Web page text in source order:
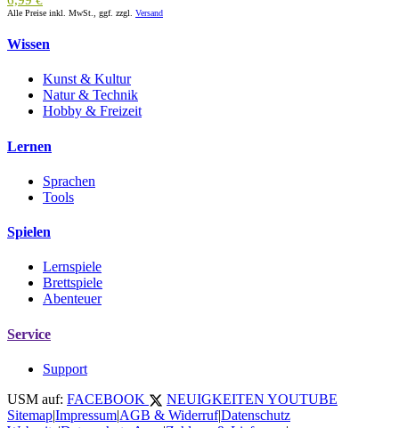
Alle Preise inkl. MwSt., ggf. zzgl. Versand
Wissen
Kunst & Kultur
Natur & Technik
Hobby & Freizeit
Lernen
Sprachen
Tools
Spielen
Lernspiele
Brettspiele
Abenteuer
Service
Support
USM auf: FACEBOOK NEUIGKEITEN YOUTUBE
Sitemap|Impressum|AGB & Widerruf|Datenschutz